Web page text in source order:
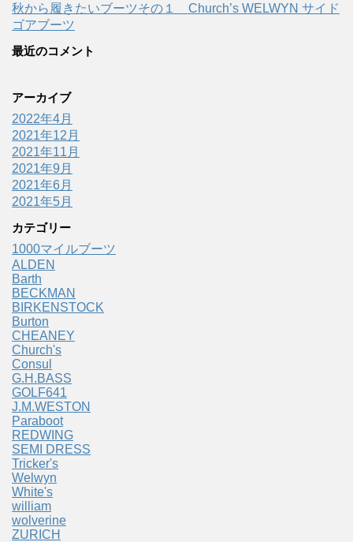
秋から履きたいブーツその１ Church’s WELWYN サイド
ゴアブーツ
最近のコメント
アーカイブ
2022年4月
2021年12月
2021年11月
2021年9月
2021年6月
2021年5月
カテゴリー
1000マイルブーツ
ALDEN
Barth
BECKMAN
BIRKENSTOCK
Burton
CHEANEY
Church's
Consul
G.H.BASS
GOLF641
J.M.WESTON
Paraboot
REDWING
SEMI DRESS
Tricker's
Welwyn
White's
william
wolverine
ZURICH